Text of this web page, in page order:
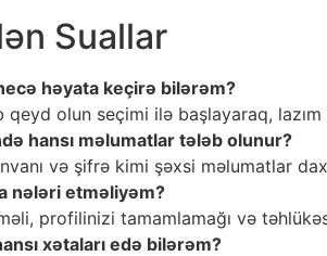
Suallar
həyata keçirə bilərəm?
olun seçimi ilə başlayaraq,
hansı məlumatlar tələb olunur?
və şifrə kimi şəxsi məlumatlar
nələri etməliyəm?
profilinizi tamamlamağı və
xətaları edə bilərəm?